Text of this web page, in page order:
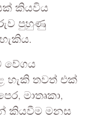
කියවිය
පුහුණු
වේගය
හැකි තවත් එක්
මාතෘකා,
කියවීම මනස